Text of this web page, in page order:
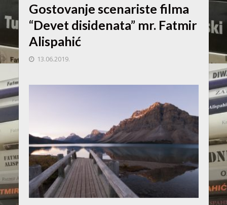
Gostovanje scenariste filma
“Devet disidenata” mr. Fatmir
Alispahić
13.06.2019.